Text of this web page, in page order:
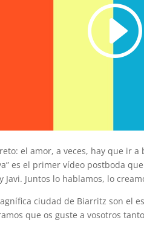
el amor, a veces, hay que ir
es el primer vídeo postboda
Javi. Juntos lo hablamos, lo
ciudad de Biarritz son el
que os guste a vosotros